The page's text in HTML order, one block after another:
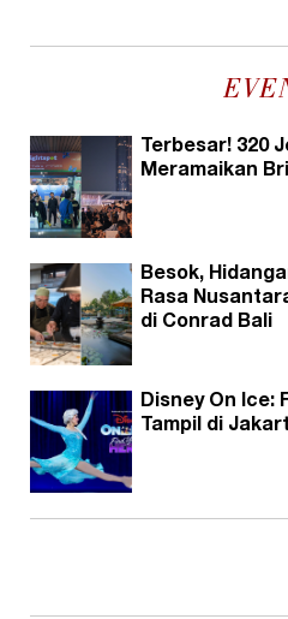
Terbesar! 320
Meramaikan
Besok,
Rasa
di Conrad Bali
Disney On Ice:
Tampil di